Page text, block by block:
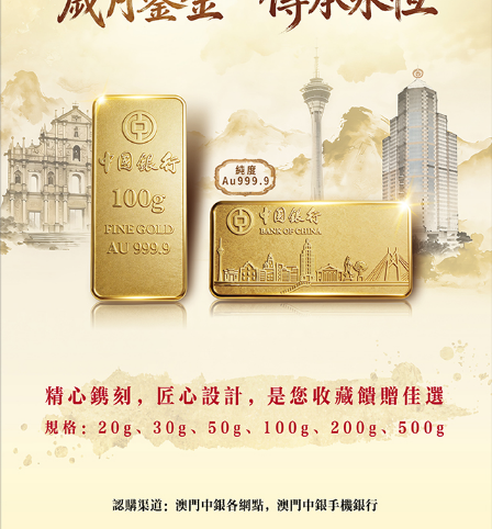
韓國央行13年後重啟購金
轉向加入全球增持黃金潮